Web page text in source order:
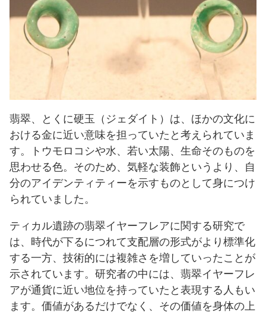
翡翠、とくに硬玉（ジェダイト）は、ほかの文化に
おける金に近い意味を担っていたと考えられていま
す。トウモロコシや水、若い太陽、生命そのものを
思わせる色。そのため、気軽な装飾というより、自
分のアイデンティティーを示すものとして身につけ
られていました。
ティカル遺跡の翡翠イヤーフレアに関する研究で
は、時代が下るにつれて支配層の形式がより標準化
する一方、技術的には複雑さを増していったことが
示されています。研究者の中には、翡翠イヤーフレ
アが通貨に近い地位を持っていたと表現する人もい
ます。価値があるだけでなく、その価値を身体の上